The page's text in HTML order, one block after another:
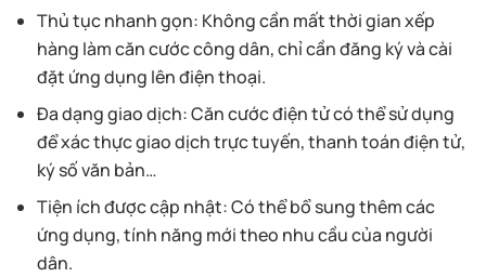
Thủ tục nhanh gọn: Không cần mất thời gian xếp
hàng làm căn cước công dân, chỉ cần đăng ký và cài
đặt ứng dụng lên điện thoại.
Đa dạng giao dịch: Căn cước điện tử có thể sử dụng
để xác thực giao dịch trực tuyến, thanh toán điện tử,
ký số văn bản…
Tiện ích được cập nhật: Có thể bổ sung thêm các
ứng dụng, tính năng mới theo nhu cầu của người
dân.